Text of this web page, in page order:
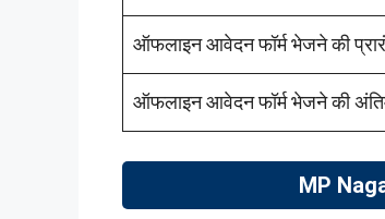
ऑफलाइन आवेदन फॉर्म भेजने की
ऑफलाइन आवेदन फॉर्म भेजने की
MP